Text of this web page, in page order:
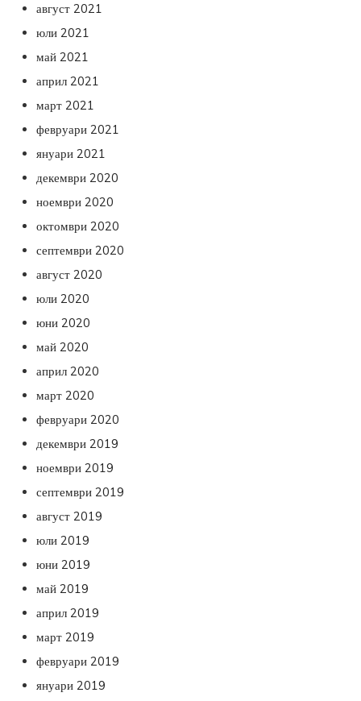
август 2021
юли 2021
май 2021
април 2021
март 2021
февруари 2021
януари 2021
декември 2020
ноември 2020
октомври 2020
септември 2020
август 2020
юли 2020
юни 2020
май 2020
април 2020
март 2020
февруари 2020
декември 2019
ноември 2019
септември 2019
август 2019
юли 2019
юни 2019
май 2019
април 2019
март 2019
февруари 2019
януари 2019